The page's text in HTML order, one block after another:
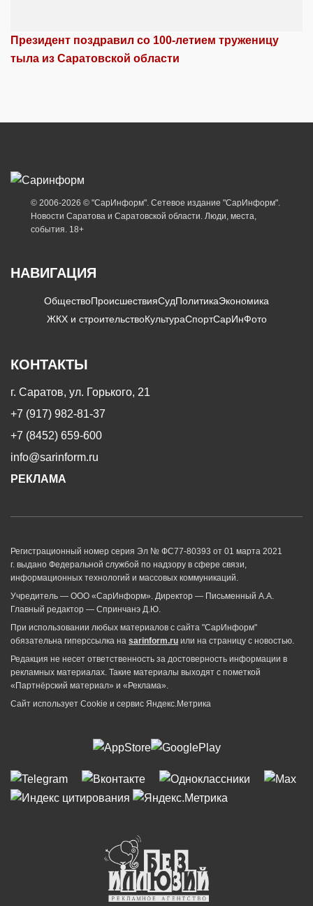
Президент поздравил со 100-летием труженицу
тыла из Саратовской области
© 2006-2026 © "СарИнформ". Сетевое издание "СарИнформ".
Новости Саратова и Саратовской области. Люди, места,
события. 18+
НАВИГАЦИЯ
ОбществоПроисшествияСудПолитикаЭкономика
ЖКХ и строительствоКультураСпортСарИнФото
КОНТАКТЫ
г. Саратов, ул. Горького, 21
+7 (917) 982-81-37
+7 (8452) 659-600
info@sarinform.ru
РЕКЛАМА
Регистрационный номер серия Эл № ФС77-80393 от 01 марта 2021
г. выдано Федеральной службой по надзору в сфере связи,
информационных технологий и массовых коммуникаций.
Учредитель — ООО «СарИнформ». Директор — Письменный А.А.
Главный редактор — Спринчанэ Д.Ю.
При использовании любых материалов с сайта "СарИнформ"
обязательна гиперссылка на sarinform.ru или на страницу с новостью.
Редакция не несет ответственность за достоверность информации в
рекламных материалах. Такие материалы выходят с пометкой
«Партнёрский материал» и «Реклама».
Сайт использует Cookie и сервиc Яндекс.Метрика